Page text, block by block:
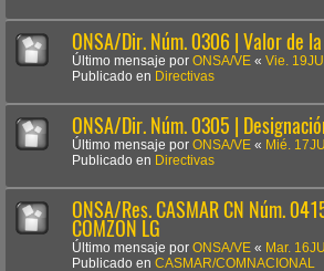
ONSA/Dir. Núm. 0306 | Valor de
Último mensaje por ONSA/VE « Vie.
Publicado en Directivas
ONSA/Dir. Núm. 0305 |
Último mensaje por ONSA/VE « Mié.
Publicado en Directivas
ONSA/Res. CASMAR CN Núm.
COMZON LG
Último mensaje por ONSA/VE « Mar.
Publicado en CASMAR/COMNACIONAL